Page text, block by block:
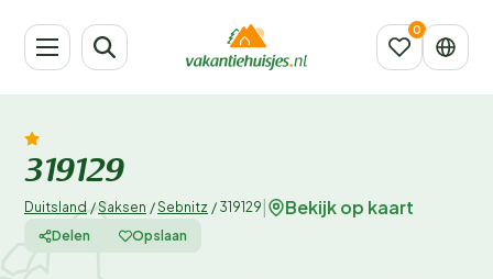
319129
Duitsland /Saksen /Sebnitz / 319129 Bekijk op kaart
Delen Opslaan